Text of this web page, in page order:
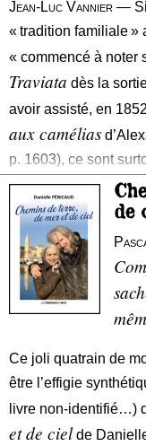
Jean-Luc Vannier — Si
« tradition
« commencé à noter
Traviata dès la sortie du Théâtre du Vaudeville » après
aux camélias
p. 1603), ce sont
de
Ce joli quatrain de
être l’effigie
livre non-identifié…)
et de ciel de